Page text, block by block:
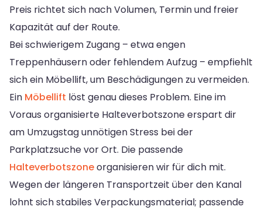
Preis richtet sich nach Volumen, Termin und freier
Kapazität auf der Route.
Bei schwierigem Zugang – etwa engen
Treppenhäusern oder fehlendem Aufzug – empfiehlt
sich ein Möbellift, um Beschädigungen zu vermeiden.
Ein Möbellift löst genau dieses Problem. Eine im
Voraus organisierte Halteverbotszone erspart dir
am Umzugstag unnötigen Stress bei der
Parkplatzsuche vor Ort. Die passende
Halteverbotszoneorganisieren wir für dich mit.
Wegen der längeren Transportzeit über den Kanal
lohnt sich stabiles Verpackungsmaterial; passende